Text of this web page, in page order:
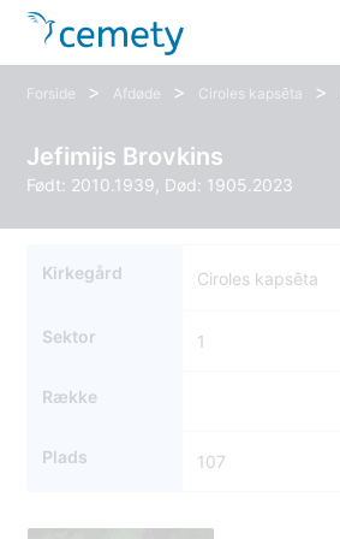
Forside > Afdøde > Ciroles kapsēta >
Jefimijs Brovkins
Født: 2010.1939, Død: 1905.2023
Kirkegård Ciroles kapsēta
Sektor 1
Række
Plads 107